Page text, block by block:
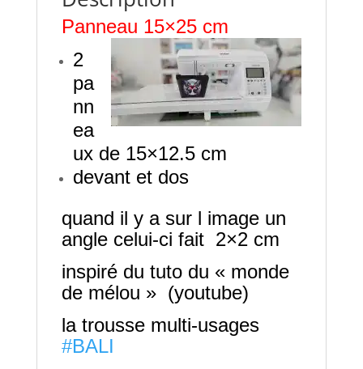
Panneau 15×25 cm
2
pa
nn
ea
ux de 15×12.5 cm
devant et dos
quand il y a sur l image un
angle celui-ci fait 2×2 cm
inspiré du tuto du « monde
de mélou » (youtube)
la trousse multi-usages
#BALI